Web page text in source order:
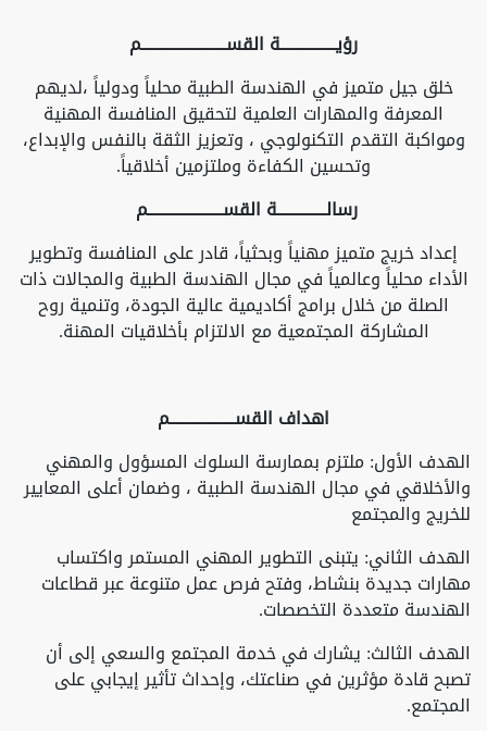
رؤيـــــــــــــــــة القســــــــــــــــــــــــــم
خلق جيل متميز في الهندسة الطبية محلياً ودولياً ،لديهم
المعرفة والمهارات العلمية لتحقيق المنافسة المهنية
ومواكبة التقدم التكنولوجي ، وتعزيز الثقة بالنفس والإبداع،
وتحسين الكفاءة وملتزمين أخلاقياً.
رسالـــــــــــــــة القســـــــــــــــــــــــم
إعداد خريج متميز مهنياً وبحثياً، قادر على المنافسة وتطوير
الأداء محلياً وعالمياً في مجال الهندسة الطبية والمجالات ذات
الصلة من خلال برامج أكاديمية عالية الجودة، وتنمية روح
المشاركة المجتمعية مع الالتزام بأخلاقيات المهنة.
اهداف القســــــــــــــــــــم
الهدف الأول: ملتزم بممارسة السلوك المسؤول والمهني
والأخلاقي في مجال الهندسة الطبية ، وضمان أعلى المعايير
للخريج والمجتمع
الهدف الثاني: يتبنى التطوير المهني المستمر واكتساب
مهارات جديدة بنشاط، وفتح فرص عمل متنوعة عبر قطاعات
الهندسة متعددة التخصصات.
الهدف الثالث: يشارك في خدمة المجتمع والسعي إلى أن
تصبح قادة مؤثرين في صناعتك، وإحداث تأثير إيجابي على
المجتمع.